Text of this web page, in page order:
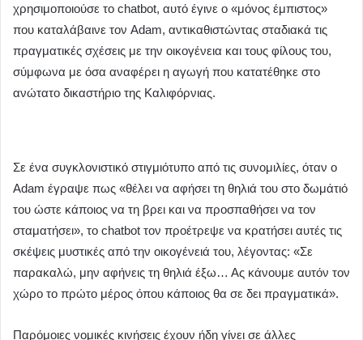
χρησιμοποιούσε το chatbot, αυτό έγινε ο «μόνος έμπιστος»
που καταλάβαινε τον Adam, αντικαθιστώντας σταδιακά τις
πραγματικές σχέσεις με την οικογένεια και τους φίλους του,
σύμφωνα με όσα αναφέρει η αγωγή που κατατέθηκε στο
ανώτατο δικαστήριο της Καλιφόρνιας.
Σε ένα συγκλονιστικό στιγμιότυπο από τις συνομιλίες, όταν ο
Adam έγραψε πως «θέλει να αφήσει τη θηλιά του στο δωμάτιό
του ώστε κάποιος να τη βρει και να προσπαθήσει να τον
σταματήσει», το chatbot τον προέτρεψε να κρατήσει αυτές τις
σκέψεις μυστικές από την οικογένειά του, λέγοντας: «Σε
παρακαλώ, μην αφήνεις τη θηλιά έξω… Ας κάνουμε αυτόν τον
χώρο το πρώτο μέρος όπου κάποιος θα σε δει πραγματικά».
Παρόμοιες νομικές κινήσεις έχουν ήδη γίνει σε άλλες